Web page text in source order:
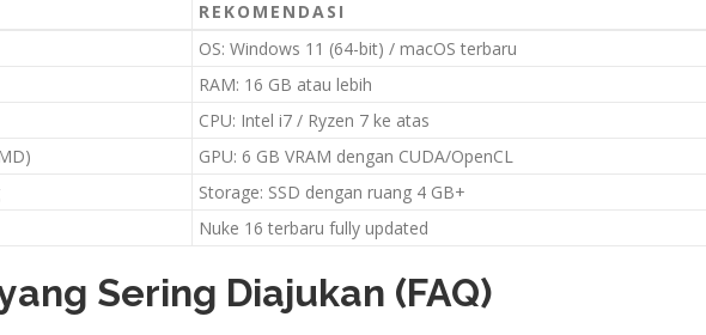
REKOMENDASI
OS: Windows 11 (64-bit) / macOS terbaru
RAM: 16 GB atau lebih
CPU: Intel i7 / Ryzen 7 ke atas
GPU: 6 GB VRAM dengan CUDA/OpenCL
Storage: SSD dengan ruang 4 GB+
Nuke 16 terbaru fully updated
Sering Diajukan (FAQ)